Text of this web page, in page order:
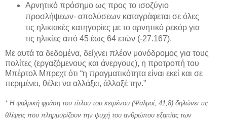
Αρνητικό πρόσημο ως προς το ισοζύγιο
προσλήψεων- απολύσεων καταγράφεται σε όλες
τις ηλικιακές κατηγορίες με το αρνητικό ρεκόρ για
τις ηλικίες από 45 έως 64 ετών (-27.167).
Με αυτά τα δεδομένα, δείχνει πλέον μονόδρομος για τους
πολίτες (εργαζόμενους και άνεργους), η προτροπή του
Μπέρτολ Μπρεχτ ότι “η πραγματικότητα είναι εκεί και σε
περιμένει, θέλει να αλλάξει, άλλαξέ την.”
* Η ψαλμική φράση του τίτλου του κειμένου (Ψαλμοί, 41,8) δηλώνει τις
θλίψεις που πλημμυρίζουν την ψυχή του ανθρώπου εξαιτίας των